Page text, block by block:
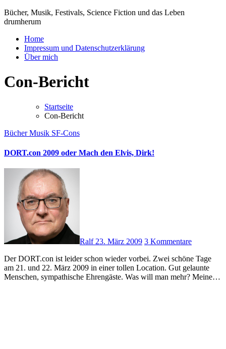
Bücher, Musik, Festivals, Science Fiction und das Leben
drumherum
Home
Impressum und Datenschutzerklärung
Über mich
Con-Bericht
Startseite
Con-Bericht
BücherMusik SF-Cons
DORT.con 2009 oder Mach den Elvis, Dirk!
Ralf23. März 2009 3 Kommentare
Der DORT.con ist leider schon wieder vorbei. Zwei schöne Tage
am 21. und 22. März 2009 in einer tollen Location. Gut gelaunte
Menschen, sympathische Ehrengäste. Was will man mehr? Meine…